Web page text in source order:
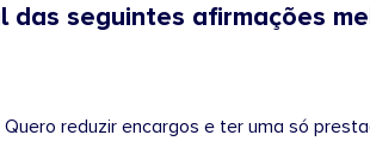
das seguintes afirmações
Crédito Consolidado – Quero reduzir encargos e ter uma só